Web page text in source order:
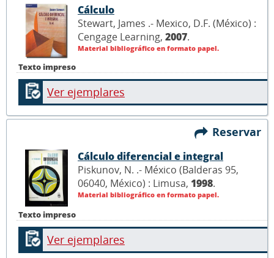
Texto impreso
Cálculo
Stewart, James .- Mexico, D.F. (México) :
Cengage Learning, 2007.
Material bibliográfico en formato papel.
Ver ejemplares
Reservar
Texto impreso
Cálculo diferencial e integral
Piskunov, N. .- México (Balderas 95,
06040, México) : Limusa, 1998.
Material bibliográfico en formato papel.
Ver ejemplares